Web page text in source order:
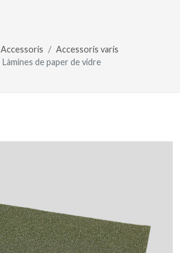
Accessoris
Accessoris varis
Làmines de paper de vidre